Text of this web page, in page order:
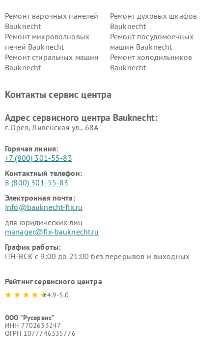
Ремонт варочных панелей
Bauknecht
Ремонт духовых шкафов
Bauknecht
Ремонт микроволновых
печей Bauknecht
Ремонт посудомоечных
машин Bauknecht
Ремонт стиральных машин
Bauknecht
Ремонт холодильников
Bauknecht
Контакты сервис центра
Адрес сервисного центра Bauknecht:
г. Орёл, Ливенская ул., 68А
Горячая линия:
+7 (800) 301-55-83
Контактный телефон:
8 (800) 301-55-83
Электронная почта:
info@bauknecht-fix.ru
для юридических лиц
manager@fix-bauknecht.ru
График работы:
ПН-ВСК с 9:00 до 21:00 без перерывов и выходных
Рейтинг сервисного центра
4.9-5.0
ООО "Русервис"
ИНН 7702633247
ОГРН 1077746335776